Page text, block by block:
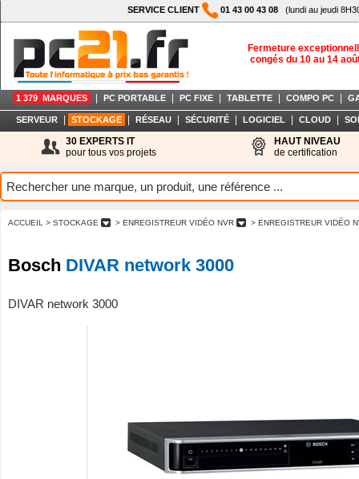
SERVICE CLIENT 01 43 00 43 08 (lundi au jeudi
Fermeture
congés du 10 au 14
1 379 MARQUES PC PORTABLE PC FIXE TABLETTE COMPO PC
SERVEUR STOCKAGE RÉSEAU SÉCURITÉ LOGICIEL CLOUD
30 EXPERTS IT
pour tous vos projets
HAUT NIVEAU
de certification
ACCUEIL > STOCKAGE > ENREGISTREUR VIDÉO NVR > ENREGISTREUR VIDÉO
Bosch DIVAR network 3000
DIVAR network 3000